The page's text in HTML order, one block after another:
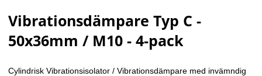
Vibrationsdämpare Typ C -
50x36mm / M10 - 4-pack
Cylindrisk Vibrationsisolator / Vibrationsdämpare med invämndig